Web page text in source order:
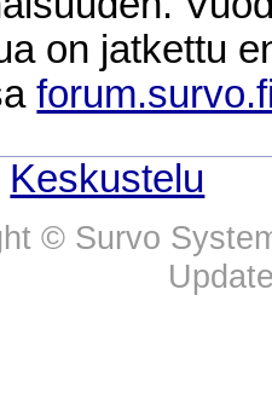
on jatkettu
Keskustelu
© Survo